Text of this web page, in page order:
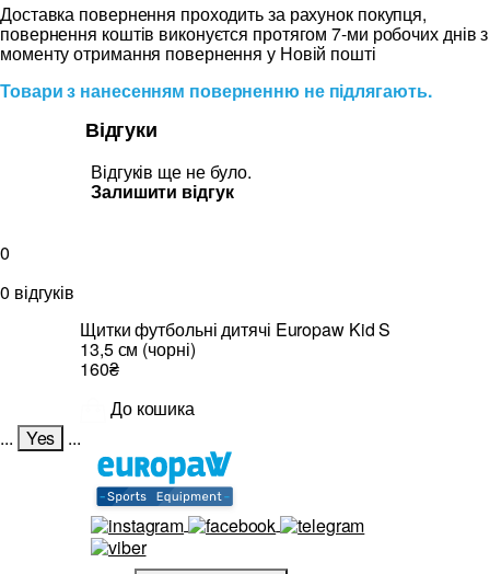
Доставка повернення проходить за рахунок покупця,
повернення коштів виконуєтся протягом 7-ми робочих днів з
моменту отримання повернення у Новій пошті
Товари з нанесенням поверненню не підлягають.
Відгуки
Відгуків ще не було.
Залишити відгук
0
0 відгуків
Щитки футбольні дитячі Europaw Kid S
13,5 см (чорні)
160₴
До кошика
... Yes ...